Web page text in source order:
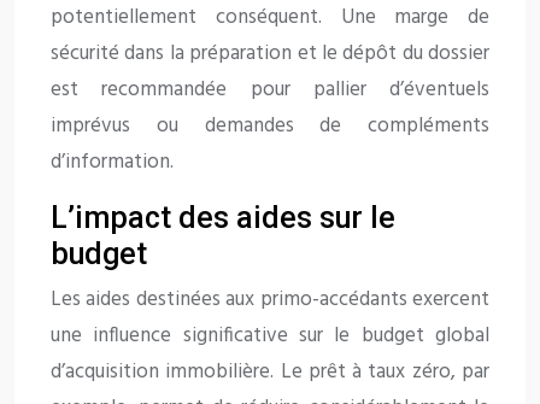
potentiellement conséquent. Une marge de
sécurité dans la préparation et le dépôt du dossier
est recommandée pour pallier d’éventuels
imprévus ou demandes de compléments
d’information.
L’impact des aides sur le
budget
Les aides destinées aux primo-accédants exercent
une influence significative sur le budget global
d’acquisition immobilière. Le prêt à taux zéro, par